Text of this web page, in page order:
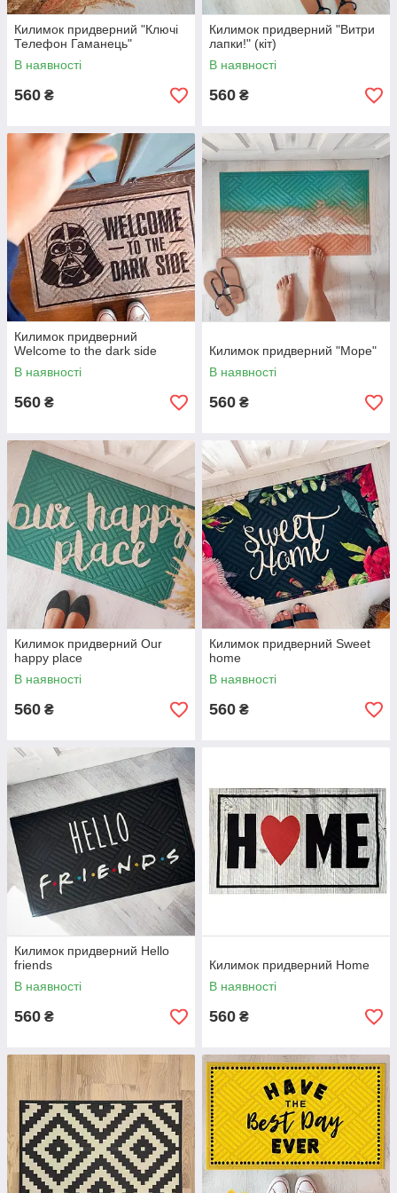
Килимок придверний "Ключі
Телефон Гаманець"
В наявності
560 ₴
Килимок придверний "Витри
лапки!" (кіт)
В наявності
560 ₴
Килимок придверний
Welcome to the dark side
В наявності
560 ₴
Килимок придверний "Море"
В наявності
560 ₴
Килимок придверний Our
happy place
В наявності
560 ₴
Килимок придверний Sweet
home
В наявності
560 ₴
Килимок придверний Hello
friends
В наявності
560 ₴
Килимок придверний Home
В наявності
560 ₴